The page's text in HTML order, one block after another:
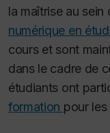
la maîtrise au sein
numérique en
cours et sont
dans le cadre de
étudiants ont
formation pour